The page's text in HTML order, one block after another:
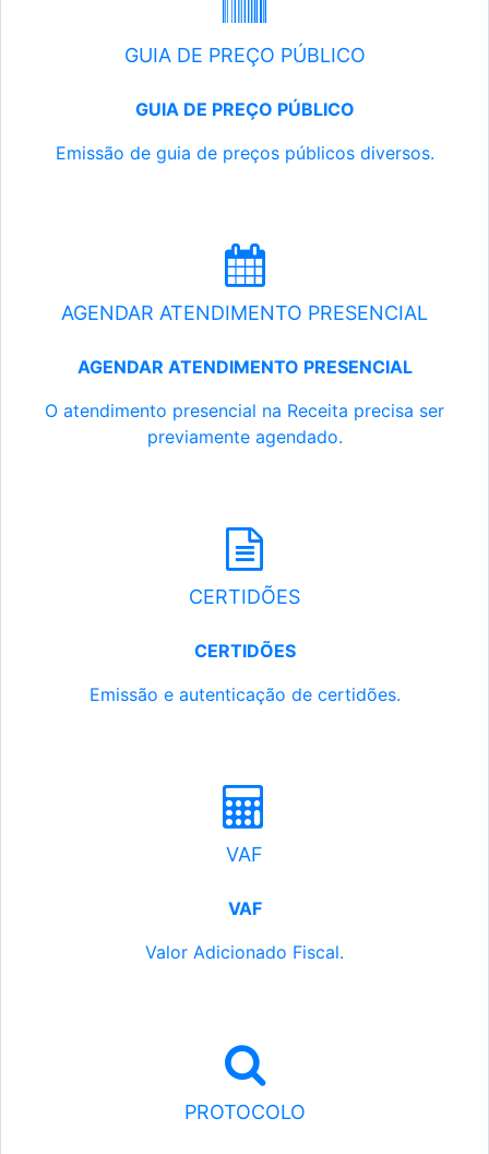
GUIA DE PREÇO PÚBLICO
GUIA DE PREÇO PÚBLICO
Emissão de guia de preços públicos diversos.
AGENDAR ATENDIMENTO PRESENCIAL
AGENDAR ATENDIMENTO PRESENCIAL
O atendimento presencial na Receita precisa ser
previamente agendado.
CERTIDÕES
CERTIDÕES
Emissão e autenticação de certidões.
VAF
VAF
Valor Adicionado Fiscal.
PROTOCOLO